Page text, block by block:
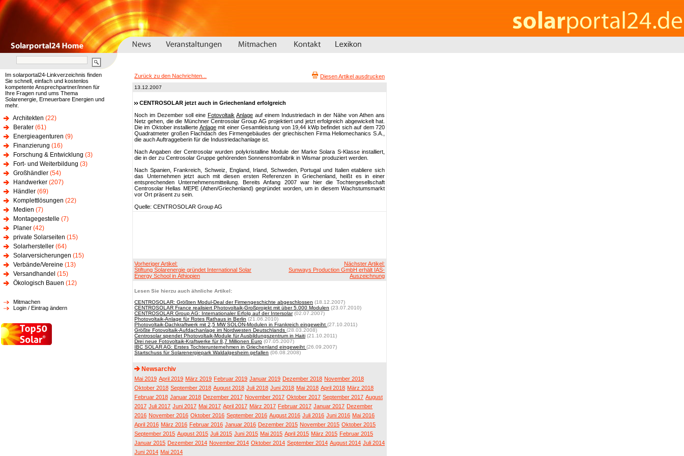
Im solarportal24-Linkverzeichnis finden
Sie schnell, einfach und kostenlos
kompetente Ansprechpartner/innen für
Ihre Fragen rund ums Thema
Solarenergie, Erneuerbare Energien und
mehr.
Architekten (22)
Berater (61)
Energieagenturen (9)
Finanzierung (16)
Forschung & Entwicklung (3)
Fort- und Weiterbildung (3)
Großhändler (54)
Handwerker (207)
Händler (69)
Komplettlösungen (22)
Medien (7)
Montagegestelle (7)
Planer (42)
private Solarseiten (15)
Solarhersteller (64)
Solarversicherungen (15)
Verbände/Vereine (13)
Versandhandel (15)
Ökologisch Bauen (12)
Mitmachen
Login / Eintrag ändern
Zurück zu den Nachrichten... Diesen Artikel ausdrucken
13.12.2007
CENTROSOLAR jetzt auch in Griechenland erfolgreich
Noch im Dezember soll eine Fotovoltaik Anlage auf einem Industriedach in der Nähe von Athen ans
Netz gehen, die die Münchner Centrosolar Group AG projektiert und jetzt erfolgreich abgewickelt hat.
Die im Oktober installierte Anlagemit einer Gesamtleistung von 19,44 kWp befindet sich auf dem 720
Quadratmeter großen Flachdach des Firmengebäudes der griechischen Firma Heliomechanics S.A.,
die auch Auftraggeberin für die Industriedachanlage ist.
Nach Angaben der Centrosolar wurden polykristalline Module der Marke Solara S-Klasse installiert,
die in der zu Centrosolar Gruppe gehörenden Sonnenstromfabrik in Wismar produziert werden.
Nach Spanien, Frankreich, Schweiz, England, Irland, Schweden, Portugal und Italien etabliere sich
das Unternehmen jetzt auch mit diesen ersten Referenzen in Griechenland, heißt es in einer
entsprechenden Unternehmensmitteilung. Bereits Anfang 2007 war hier die Tochtergesellschaft
Centrosolar Hellas MEPE (Athen/Griechenland) gegründet worden, um in diesem Wachstumsmarkt
vor Ort präsent zu sein.
Quelle: CENTROSOLAR Group AG
Vorheriger Artikel:
Stiftung Solarenergie gründet International Solar
Energy School in Äthiopien
Nächster Artikel:
Sunways Production GmbH erhält IAS-
Auszeichnung
Lesen Sie hierzu auch ähnliche Artikel:
CENTROSOLAR: Größten Modul-Deal der Firmengeschichte abgeschlossen (18.12.2007)
CENTROSOLAR France realisiert Photovoltaik-Großprojekt mit über 5.000 Modulen (23.07.2010)
CENTROSOLAR Group AG: Internationaler Erfolg auf der Intersolar(02.07.2007)
Photovoltaik-Anlage für Rotes Rathaus in Berlin (21.06.2010)
Photovoltaik-Dachkraftwerk mit 2,5 MW SOLON-Modulen in Frankreich eingeweiht (27.10.2011)
Größte Fotovoltaik-Aufdachanlage im Nordwesten Deutschlands (28.03.2008)
Centrosolar spendet Photovoltaik-Module für Ausbildungszentrum in Haiti (21.10.2011)
Drei neue Fotovoltaik-Kraftwerke für 8,7 Millionen Euro (07.05.2007)
IBC SOLAR AG: Erstes Tochterunternehmen in Griechenland eingeweiht (26.09.2007)
Startschuss für Solarenergiepark Waldalgesheim gefallen (06.08.2008)
Newsarchiv
Mai 2019 April 2019 März 2019 Februar 2019 Januar 2019 Dezember 2018 November 2018
Oktober 2018 September 2018 August 2018 Juli 2018 Juni 2018 Mai 2018 April 2018 März 2018
Februar 2018 Januar 2018 Dezember 2017 November 2017 Oktober 2017 September 2017 August
2017 Juli 2017 Juni 2017 Mai 2017 April 2017 März 2017 Februar 2017 Januar 2017 Dezember
2016 November 2016 Oktober 2016 September 2016 August 2016 Juli 2016 Juni 2016 Mai 2016
April 2016 März 2016 Februar 2016 Januar 2016 Dezember 2015 November 2015 Oktober 2015
September 2015 August 2015 Juli 2015 Juni 2015 Mai 2015 April 2015 März 2015 Februar 2015
Januar 2015 Dezember 2014 November 2014 Oktober 2014 September 2014 August 2014 Juli 2014
Juni 2014 Mai 2014